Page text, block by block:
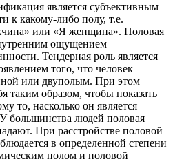
является субъективным
к какому-либо полу, т.е.
или «Я женщина». Половая
ощущением
Тендерная роль является
того, что человек
или двуполым. При этом
таким образом, чтобы показать
то, насколько он является
людей половая
При расстройстве половой
в определенной степени
полом и половой